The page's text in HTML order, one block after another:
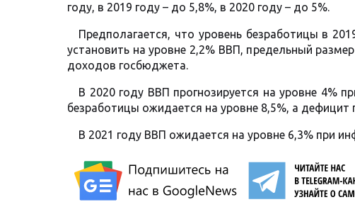
году, в 2019 году – до 5,8%, в 2020 году – до 5%.
Предполагается, что уровень безработицы в
установить на уровне 2,2% ВВП, предельный
доходов госбюджета.
В 2020 году ВВП прогнозируется на уровне 4%
безработицы ожидается на уровне 8,5%, а
В 2021 году ВВП ожидается на уровне 6,3% при